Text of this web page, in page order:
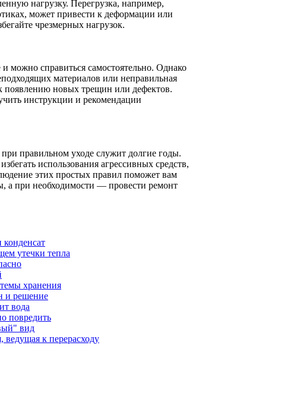
нагрузку. Перегрузка, например,
может привести к деформации или
чрезмерных нагрузок.
можно справиться самостоятельно. Однако
материалов или неправильная
появлению новых трещин или дефектов.
инструкции и рекомендации
правильном уходе служит долгие годы.
использования агрессивных средств,
этих простых правил поможет вам
а при необходимости — провести ремонт
утечки тепла
хранения
и решение
вода
повредить
вид
ведущая к перерасходу